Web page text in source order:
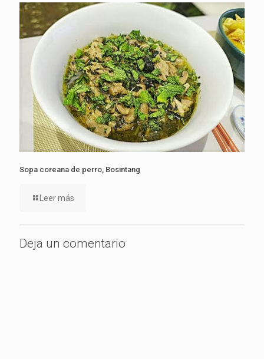
Sopa coreana de perro, Bosintang
Leer más
Deja un comentario